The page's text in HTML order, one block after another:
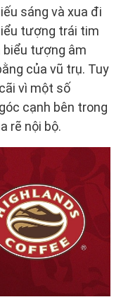
sáng và xua đi
tượng trái tim
biểu tượng âm
của vũ trụ. Tuy
vì một số
cạnh bên trong
rẽ nội bộ.